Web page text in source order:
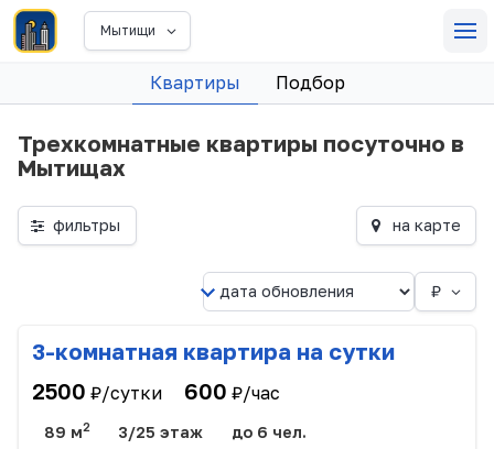
Мытищи
Квартиры Подбор
Трехкомнатные квартиры посуточно в
Мытищах
фильтры на карте
₽
3-комнатная квартира на сутки
2500 ₽/сутки 600 ₽/час
89 м2 3/25 этаж до 6 чел.